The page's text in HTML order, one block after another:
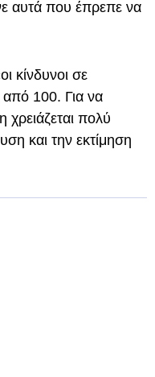
αυτά που έπρεπε να
κίνδυνοι σε
από 100. Για να
πολύ
και την εκτίμηση